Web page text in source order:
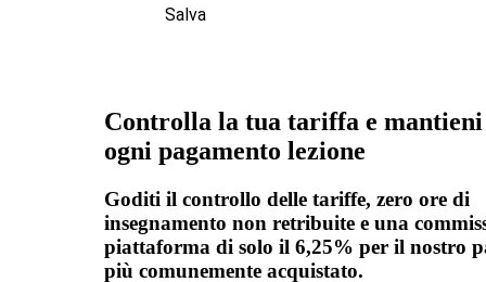
Salva
Controlla la tua tariffa e
ogni pagamento lezione
Goditi il controllo delle tariffe, zero ore di
insegnamento non retribuite e una
piattaforma di solo il 6,25% per il nostro
più comunemente acquistato.